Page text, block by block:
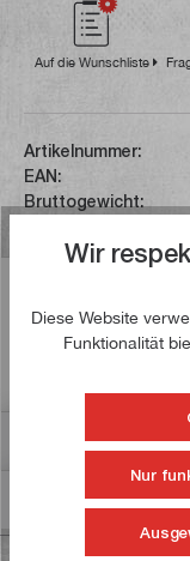
Auf die Wunschliste
Artikelnummer:
EAN:
Bruttogewicht:
Dieser in
sich über das
Bewertungen
Informationen
Wir
Diese Website
Funktionalität
Nur